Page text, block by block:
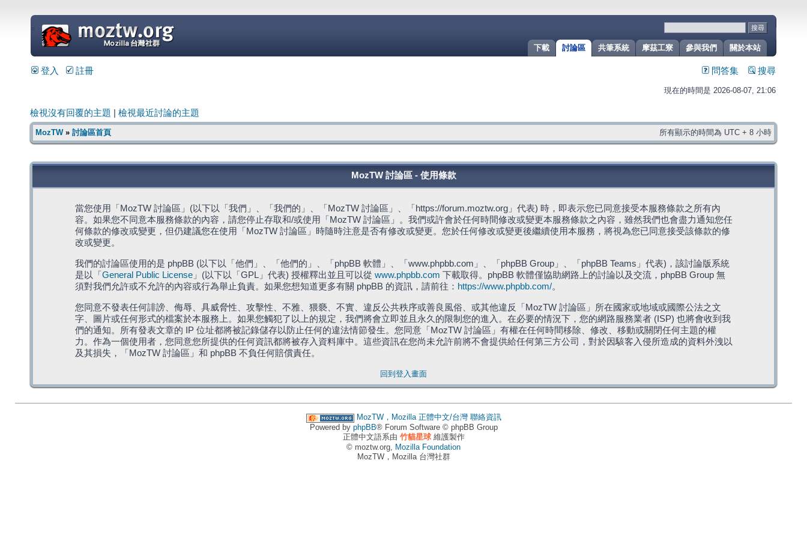
關於本站
參與我們
摩茲工寮
共筆系統
討論區
下載
=
登入 註冊 問答集 搜尋
現在的時間是 2026-08-07, 21:06
檢視沒有回覆的主題 檢視最近討論的主題
MozTW» 討論區首頁 所有顯示的時間為 UTC + 8 小時
MozTW 討論區 - 使用條款
當您使用「MozTW 討論區」(以下以「我們」、「我們的」、「MozTW 討論區」、「https://forum.moztw.org」代表) 時，即表示您已同意接受本服務條款之所有內
容。如果您不同意本服務條款的內容，請您停止存取和/或使用「MozTW 討論區」。我們或許會於任何時間修改或變更本服務條款之內容，雖然我們也會盡力通知您任
何條款的修改或變更，但仍建議您在使用「MozTW 討論區」時隨時注意是否有修改或變更。您於任何修改或變更後繼續使用本服務，將視為您已同意接受該條款的修
改或變更。
我們的討論區使用的是 phpBB (以下以「他們」、「他們的」、「phpBB 軟體」、「www.phpbb.com」、「phpBB Group」、「phpBB Teams」代表)，該討論版系統
是以「 General Public License」(以下以「GPL」代表) 授權釋出並且可以從 www.phpbb.com 下載取得。phpBB 軟體僅協助網路上的討論以及交流，phpBB Group 無
須對我們允許或不允許的內容或行為舉止負責。如果您想知道更多有關 phpBB 的資訊，請前往： https://www.phpbb.com/。
您同意不發表任何誹謗、侮辱、具威脅性、攻擊性、不雅、猥褻、不實、違反公共秩序或善良風俗、或其他違反「MozTW 討論區」所在國家或地域或國際公法之文
字、圖片或任何形式的檔案於本服務上。如果您觸犯了以上的規定，我們將會立即並且永久的限制您的進入。在必要的情況下，您的網路服務業者 (ISP) 也將會收到我
們的通知。所有發表文章的 IP 位址都將被記錄儲存以防止任何的違法情節發生。您同意「MozTW 討論區」有權在任何時間移除、修改、移動或關閉任何主題的權
力。作為一個使用者，您同意您所提供的任何資訊都將被存入資料庫中。這些資訊在您尚未允許前將不會提供給任何第三方公司，對於因駭客入侵所造成的資料外洩以
及其損失，「MozTW 討論區」和 phpBB 不負任何賠償責任。
回到登入畫面
MozTW，Mozilla 正體中文/台灣 聯絡資訊
Powered by phpBB® Forum Software © phpBB Group
正體中文語系由 竹貓星球維護製作
© moztw.org, Mozilla Foundation
MozTW，Mozilla 台灣社群